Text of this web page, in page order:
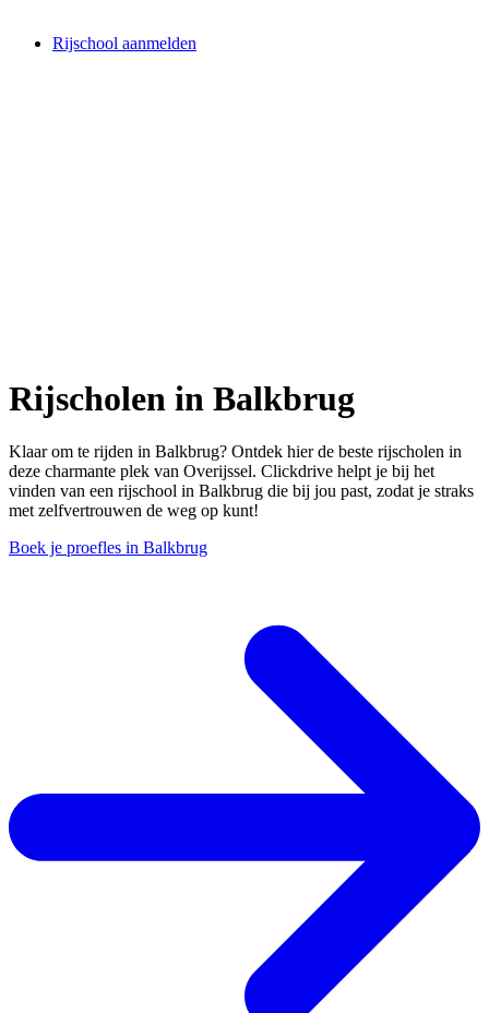
Rijschool aanmelden
Rijscholen in Balkbrug
Klaar om te rijden in Balkbrug? Ontdek hier de beste rijscholen in
deze charmante plek van Overijssel. Clickdrive helpt je bij het
vinden van een rijschool in Balkbrug die bij jou past, zodat je straks
met zelfvertrouwen de weg op kunt!
Boek je proefles in Balkbrug